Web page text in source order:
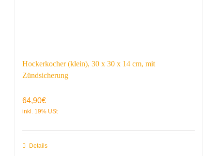
Hockerkocher (klein), 30 x 30 x 14 cm, mit
Zündsicherung
64,90€
Details